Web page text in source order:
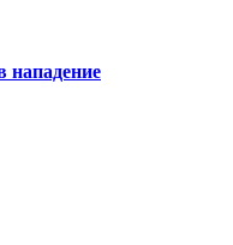
нападение